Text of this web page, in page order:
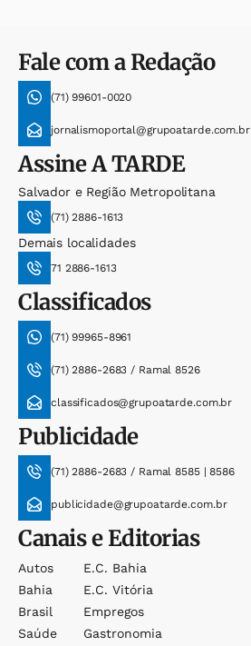
Fale com a Redação
(71) 99601-0020
jornalismoportal@grupoatarde.com.br
AssineA TARDE
Salvador e Região Metropolitana
(71) 2886-1613
Demais localidades
71 2886-1613
Classificados
(71) 99965-8961
(71) 2886-2683 / Ramal 8526
classificados@grupoatarde.com.br
Publicidade
(71) 2886-2683 / Ramal 8585 | 8586
publicidade@grupoatarde.com.br
Canais e Editorias
Autos
Bahia
Brasil
Saúde
E.c. Bahia
E.c. Vitória
Empregos
Gastronomia